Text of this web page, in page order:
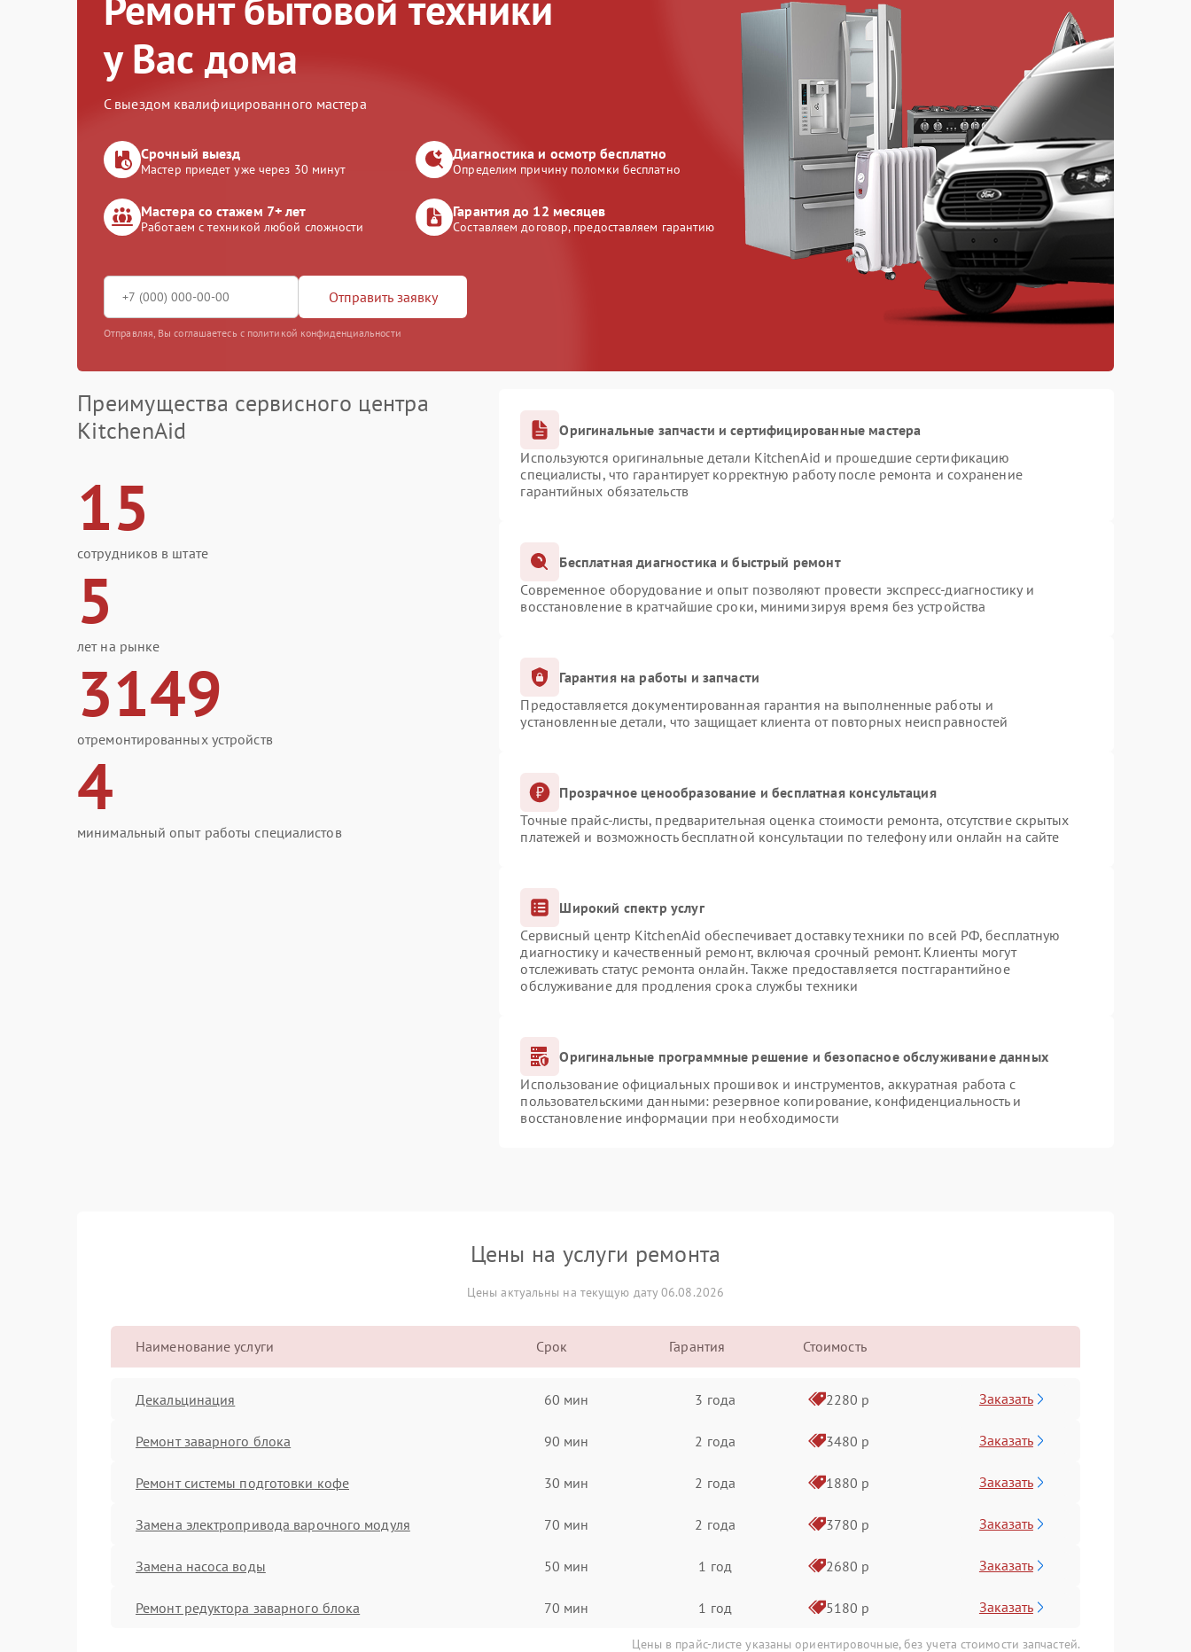
у Вас дома
С выездом квалифицированного мастера
Срочный выезд
Мастер приедет уже через 30 минут
Диагностика и осмотр бесплатно
Определим причину поломки бесплатно
Мастера со стажем 7+ лет
Работаем с техникой любой сложности
Гарантия до 12 месяцев
Составляем договор, предоставляем гарантию
Отправить заявку
Отправляя, Вы соглашаетесь с политикой конфиденциальности
Преимущества сервисного центра
KitchenAid
15
сотрудников в штате
5
лет на рынке
3149
отремонтированных устройств
4
минимальный опыт работы специалистов
Оригинальные запчасти и сертифицированные мастера
Используются оригинальные детали KitchenAid и прошедшие сертификацию
специалисты, что гарантирует корректную работу после ремонта и сохранение
гарантийных обязательств
Бесплатная диагностика и быстрый ремонт
Современное оборудование и опыт позволяют провести экспресс-диагностику и
восстановление в кратчайшие сроки, минимизируя время без устройства
Гарантия на работы и запчасти
Предоставляется документированная гарантия на выполненные работы и
установленные детали, что защищает клиента от повторных неисправностей
Прозрачное ценообразование и бесплатная консультация
Точные прайс-листы, предварительная оценка стоимости ремонта, отсутствие скрытых
платежей и возможность бесплатной консультации по телефону или онлайн на сайте
Широкий спектр услуг
Сервисный центр KitchenAid обеспечивает доставку техники по всей РФ, бесплатную
диагностику и качественный ремонт, включая срочный ремонт. Клиенты могут
отслеживать статус ремонта онлайн. Также предоставляется постгарантийное
обслуживание для продления срока службы техники
Оригинальные программные решение и безопасное обслуживание данных
Использование официальных прошивок и инструментов, аккуратная работа с
пользовательскими данными: резервное копирование, конфиденциальность и
восстановление информации при необходимости
Цены на услуги ремонта
Цены актуальны на текущую дату 06.08.2026
Наименование услуги Срок Гарантия Стоимость
Декальцинация 60 мин 3 года 2280 р Заказать
Ремонт заварного блока 90 мин 2 года 3480 р Заказать
Ремонт системы подготовки кофе 30 мин 2 года 1880 р Заказать
Замена электропривода варочного модуля 70 мин 2 года 3780 р Заказать
Замена насоса воды 50 мин 1 год 2680 р Заказать
Ремонт редуктора заварного блока 70 мин 1 год 5180 р Заказать
Цены в прайс-листе указаны ориентировочные, без учета стоимости запчастей.